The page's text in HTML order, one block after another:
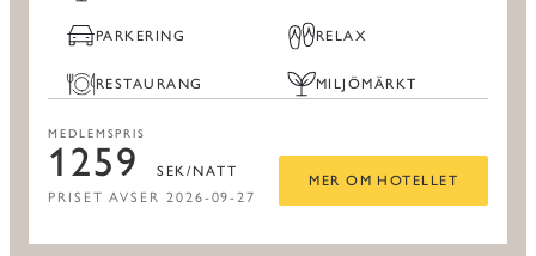
PARKERING RELAX
RESTAURANG MILJÖMÄRKT
MEDLEMSPRIS
1259 SEK/NATT
PRISET AVSER 2026-09-27
MER OM HOTELLET